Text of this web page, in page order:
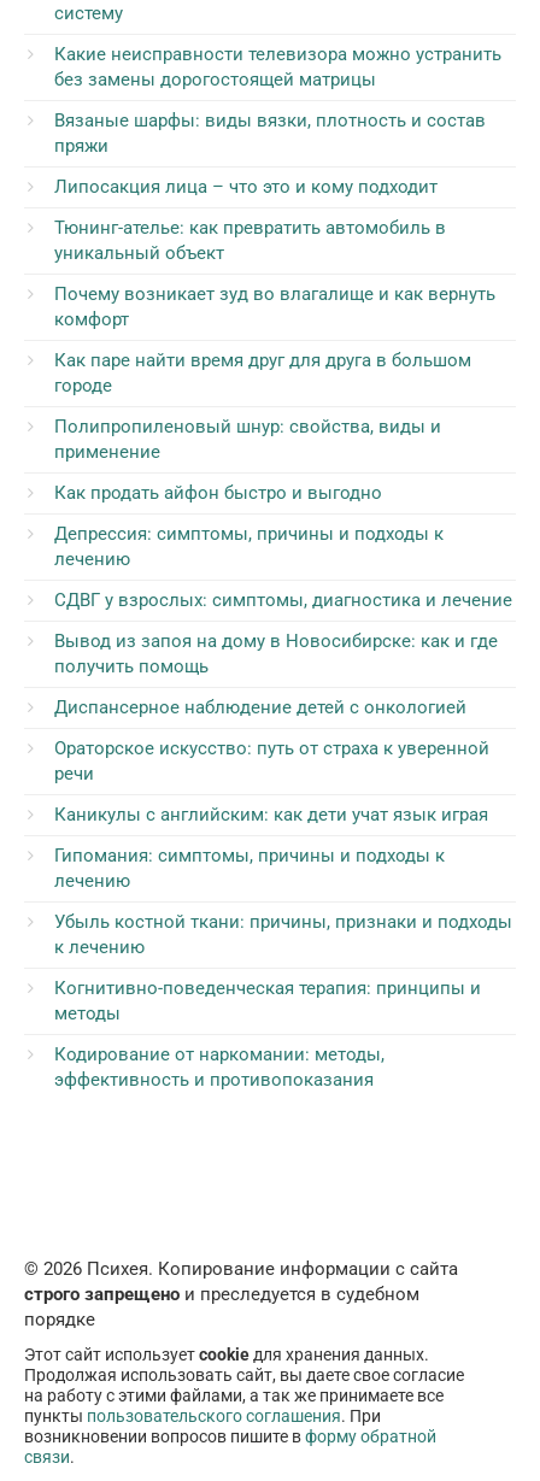
систему
Какие неисправности телевизора можно устранить
без замены дорогостоящей матрицы
Вязаные шарфы: виды вязки, плотность и состав
пряжи
Липосакция лица – что это и кому подходит
Тюнинг-ателье: как превратить автомобиль в
уникальный объект
Почему возникает зуд во влагалище и как вернуть
комфорт
Как паре найти время друг для друга в большом
городе
Полипропиленовый шнур: свойства, виды и
применение
Как продать айфон быстро и выгодно
Депрессия: симптомы, причины и подходы к
лечению
СДВГ у взрослых: симптомы, диагностика и лечение
Вывод из запоя на дому в Новосибирске: как и где
получить помощь
Диспансерное наблюдение детей с онкологией
Ораторское искусство: путь от страха к уверенной
речи
Каникулы с английским: как дети учат язык играя
Гипомания: симптомы, причины и подходы к
лечению
Убыль костной ткани: причины, признаки и подходы
к лечению
Когнитивно-поведенческая терапия: принципы и
методы
Кодирование от наркомании: методы,
эффективность и противопоказания
© 2026 Психея. Копирование информации с сайта
строго запрещено и преследуется в судебном
порядке
Этот сайт используетcookie для хранения данных.
Продолжая использовать сайт, вы даете свое согласие
на работу с этими файлами, а так же принимаете все
пункты пользовательского соглашения. При
возникновении вопросов пишите вформу обратной
связи.